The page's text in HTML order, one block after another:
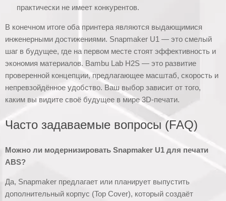
практически не имеет конкурентов.
В конечном итоге оба принтера являются выдающимися
инженерными достижениями. Snapmaker U1 — это смелый
шаг в будущее, где на первом месте стоят эффективность и
экономия материалов. Bambu Lab H2S — это развитие
проверенной концепции, предлагающее масштаб, скорость и
непревзойдённое удобство. Ваш выбор зависит от того,
каким вы видите своё будущее в мире 3D-печати.
Часто задаваемые вопросы (FAQ)
Можно ли модернизировать Snapmaker U1 для печати
ABS?
Да, Snapmaker предлагает или планирует выпустить
дополнительный корпус (Top Cover), который создаёт